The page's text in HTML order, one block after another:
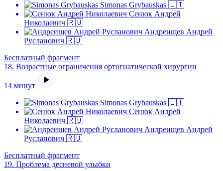
Simonas Grybauskas 🇱🇹
Сенюк Андрей
Николаевич 🇷🇺
Андреищев Андрей
Русланович 🇷🇺
Бесплатный фрагмент
18. Возрастные ограничения ортогнатической хирургии
14 минут
Simonas Grybauskas 🇱🇹
Сенюк Андрей
Николаевич 🇷🇺
Андреищев Андрей
Русланович 🇷🇺
Бесплатный фрагмент
19. Проблема десневой улыбки